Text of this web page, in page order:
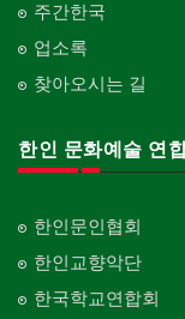
주간한국
업소록
찾아오시는 길
한인 문화예술 연
한인문인협회
한인교향악단
한국학교연합회